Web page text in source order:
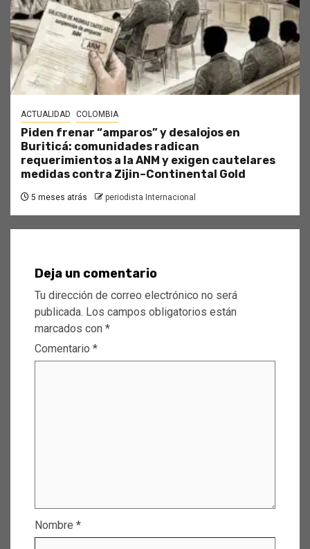
ACTUALIDAD COLOMBIA
Piden frenar “amparos” y desalojos en
Buriticá: comunidades radican
requerimientos a la ANM y exigen cautelares
medidas contra Zijin–Continental Gold
5 meses atrás periodista Internacional
Deja un comentario
Tu dirección de correo electrónico no será
publicada. Los campos obligatorios están
marcados con *
Comentario *
Nombre *